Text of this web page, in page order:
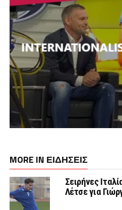
MORE IN ΕΙΔΗΣΕΙΣ
Σειρήνες
Λέτσε για